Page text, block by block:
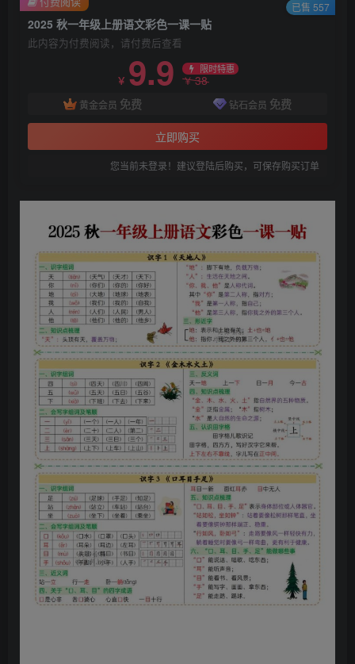
2025 秋一年级上册语文彩色一课一贴
此内容为付费阅读，请付费后查看
￥ 9.9 限时特惠
￥38
黄金会员 免费 钻石会员 免费
立即购买
您当前未登录！建议登陆后购买，可保存购买订单
已售 557